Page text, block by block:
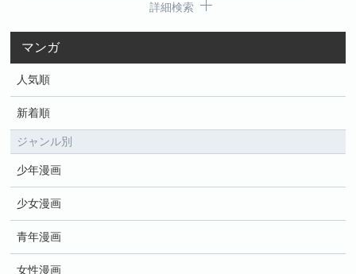
詳細検索
マンガ
人気順
新着順
ジャンル別
少年漫画
少女漫画
青年漫画
女性漫画